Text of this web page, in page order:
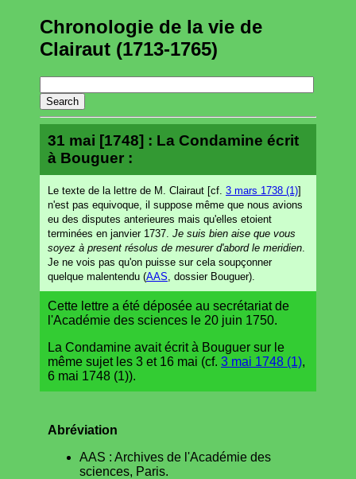
Chronologie de la vie de
Clairaut (1713-1765)
31 mai [1748] : La Condamine écrit
à Bouguer :
Le texte de la lettre de M. Clairaut [cf. 3 mars 1738 (1)]
n'est pas equivoque, il suppose même que nous avions
eu des disputes anterieures mais qu'elles etoient
terminées en janvier 1737. Je suis bien aise que vous
soyez à present résolus de mesurer d'abord le meridien
Je ne vois pas qu'on puisse sur cela soupçonner
quelque malentendu (AAS , dossier Bouguer).
Cette lettre a été déposée au secrétariat de
l'Académie des sciences le 20 juin 1750.
La Condamine avait écrit à Bouguer sur le
même sujet les 3 et 16 mai (cf. 3 mai 1748 (1),
6 mai 1748 (1)).
Abréviation
AAS : Archives de l'Académie des
sciences, Paris.